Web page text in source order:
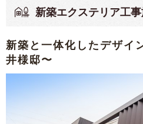
新築エクステリア工
新築と一体化したデザイ
井様邸〜